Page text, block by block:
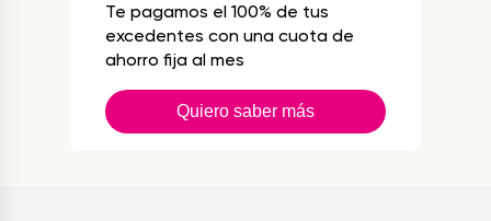
Te pagamos el 100% de tus
excedentes con una cuota de
ahorro fija al mes
Quiero saber más